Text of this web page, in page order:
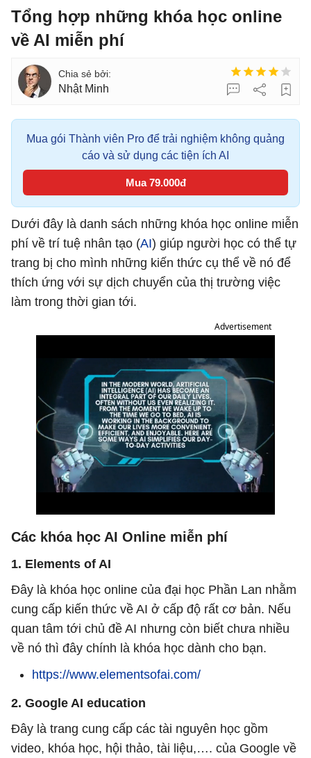
Tổng hợp những khóa học online
về AI miễn phí
Nhật Minh
Mua gói Thành viên Pro để trải nghiệm không quảng
cáo và sử dụng các tiện ích AI
Mua 79.000đ
Dưới đây là danh sách những khóa học online miễn
phí về trí tuệ nhân tạo (AI) giúp người học có thể tự
trang bị cho mình những kiến thức cụ thể về nó để
thích ứng với sự dịch chuyển của thị trường việc
làm trong thời gian tới.
Advertisement
Các khóa học AI Online miễn phí
1. Elements of AI
Đây là khóa học online của đại học Phần Lan nhằm
cung cấp kiến thức về AI ở cấp độ rất cơ bản. Nếu
quan tâm tới chủ đề AI nhưng còn biết chưa nhiều
về nó thì đây chính là khóa học dành cho bạn.
https://www.elementsofai.com/
2. Google AI education
Đây là trang cung cấp các tài nguyên học gồm
video, khóa học, hội thảo, tài liệu,…. của Google về